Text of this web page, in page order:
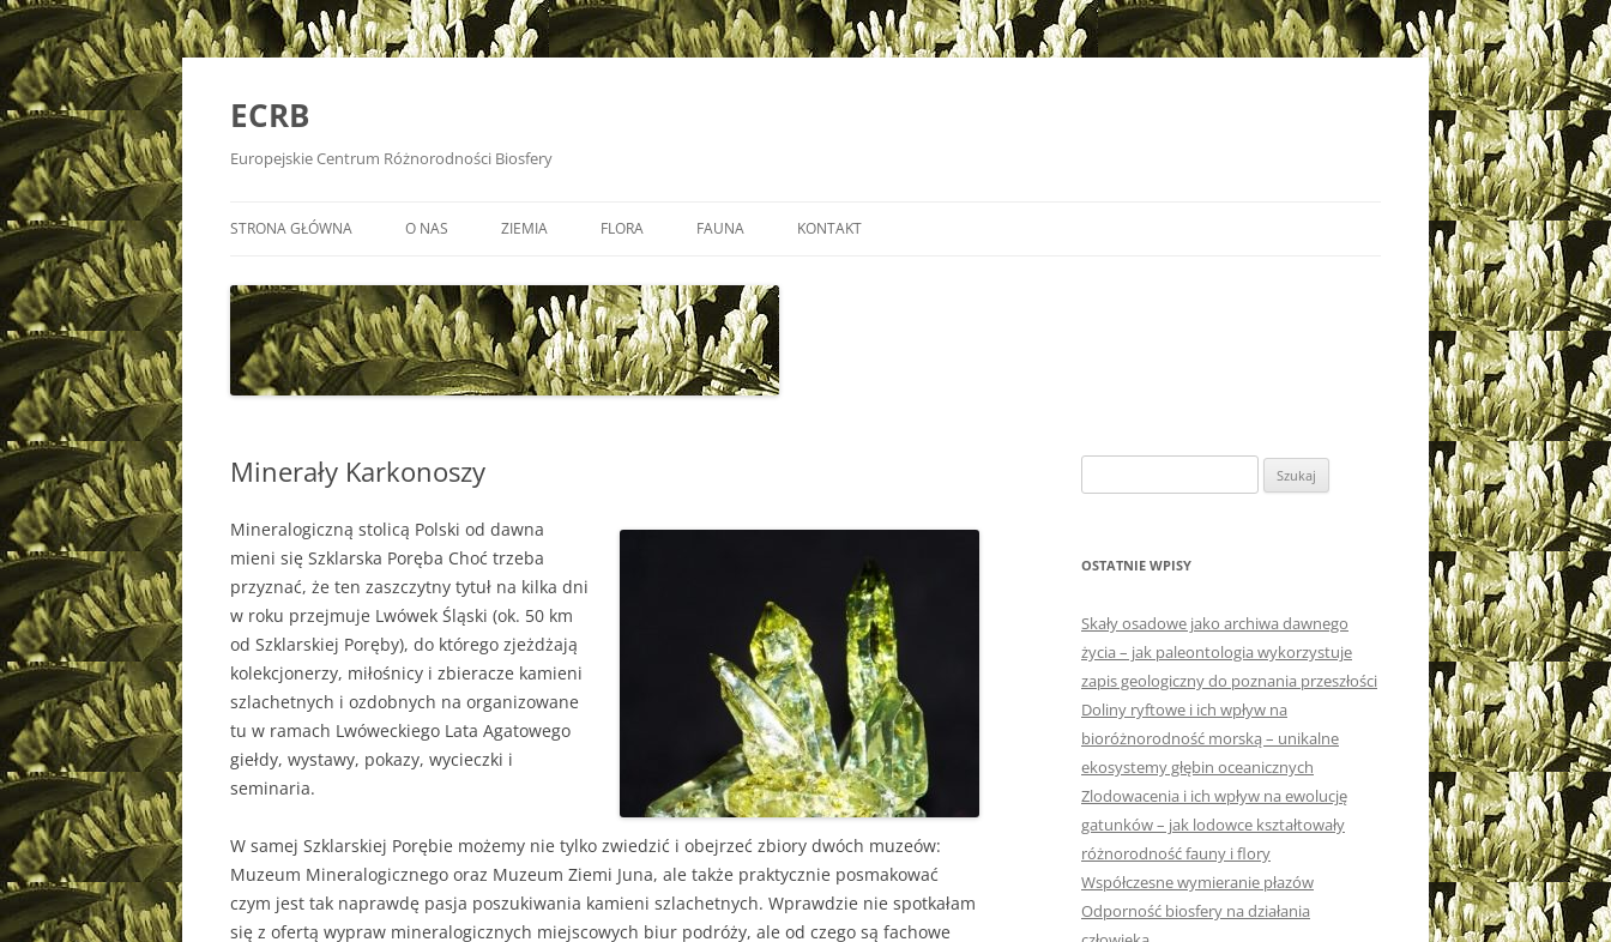
Przejdź
ECRB
Europejskie Centrum Różnorodności Biosfery
STRONA GŁÓWNA O NAS ZIEMIA FLORA FAUNA KONTAKT
Minerały Karkonoszy
Mineralogiczną stolicą Polski od dawna
mieni się Szklarska Poręba Choć trzeba
przyznać, że ten zaszczytny tytuł na kilka dni
w roku przejmuje Lwówek Śląski (ok. 50 km
od Szklarskiej Poręby), do którego zjeżdżają
kolekcjonerzy, miłośnicy i zbieracze kamieni
szlachetnych i ozdobnych na organizowane
tu w ramach Lwóweckiego Lata Agatowego
giełdy, wystawy, pokazy, wycieczki i
seminaria.
W samej Szklarskiej Porębie możemy nie tylko zwiedzić i obejrzeć zbiory dwóch muzeów:
Muzeum Mineralogicznego oraz Muzeum Ziemi Juna, ale także praktycznie posmakować
czym jest tak naprawdę pasja poszukiwania kamieni szlachetnych. Wprawdzie nie spotkałam
się z ofertą wypraw mineralogicznych miejscowych biur podróży, ale od czego są fachowe
OSTATNIE WPISY
Skały osadowe jako archiwa dawnego
życia – jak paleontologia wykorzystuje
zapis geologiczny do poznania przeszłości
Doliny ryftowe i ich wpływ na
bioróżnorodność morską – unikalne
ekosystemy głębin oceanicznych
Zlodowacenia i ich wpływ na ewolucję
gatunków – jak lodowce kształtowały
różnorodność fauny i flory
Współczesne wymieranie płazów
Odporność biosfery na działania